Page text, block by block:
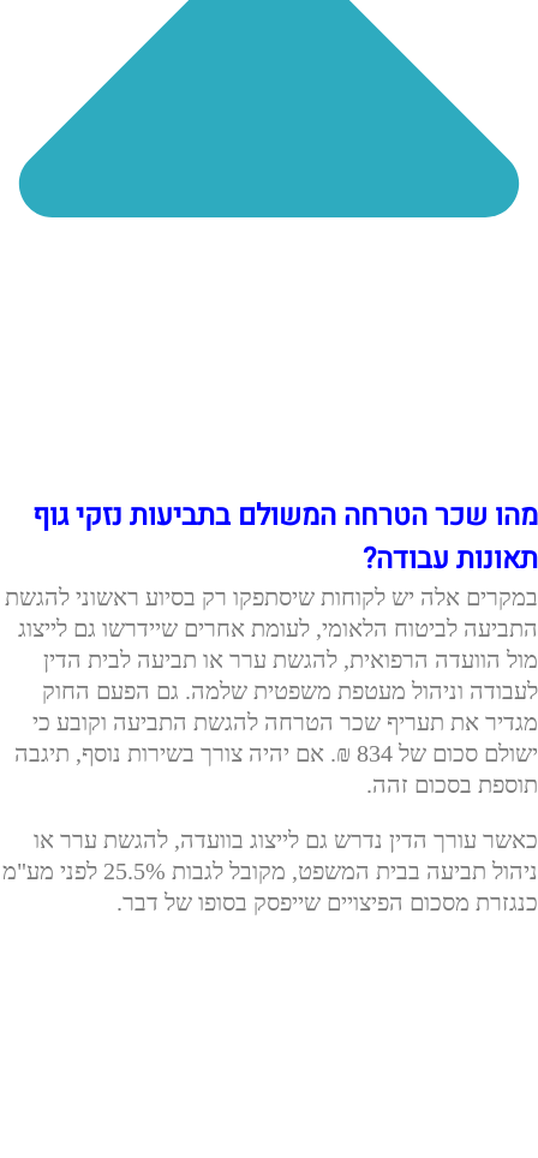
מהו שכר הטרחה המשולם בתביעות נזקי גוף
תאונות עבודה?
במקרים אלה יש לקוחות שיסתפקו רק בסיוע ראשוני להגשת
התביעה לביטוח הלאומי, לעומת אחרים שיידרשו גם לייצוג
מול הוועדה הרפואית, להגשת ערר או תביעה לבית הדין
לעבודה וניהול מעטפת משפטית שלמה. גם הפעם החוק
מגדיר את תעריף שכר הטרחה להגשת התביעה וקובע כי
ישולם סכום של 834 ₪. אם יהיה צורך בשירות נוסף, תיגבה
תוספת בסכום זהה.
כאשר עורך הדין נדרש גם לייצוג בוועדה, להגשת ערר או
ניהול תביעה בבית המשפט, מקובל לגבות 25.5% לפני מע"מ
כנגזרת מסכום הפיצויים שייפסק בסופו של דבר.